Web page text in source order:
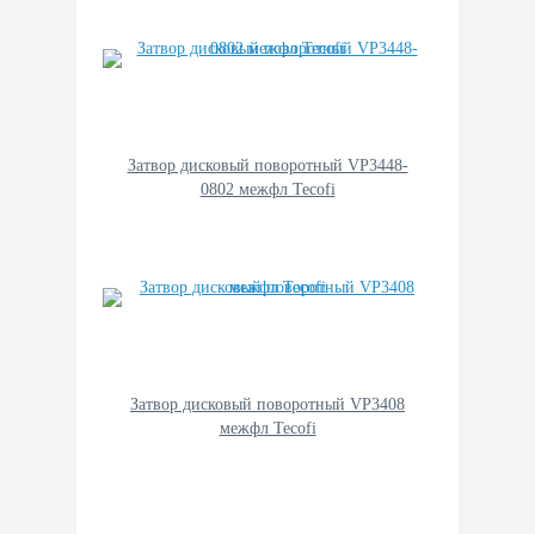
Затвор дисковый поворотный VP3448-
0802 межфл Tecofi
Затвор дисковый поворотный VP3408
межфл Tecofi